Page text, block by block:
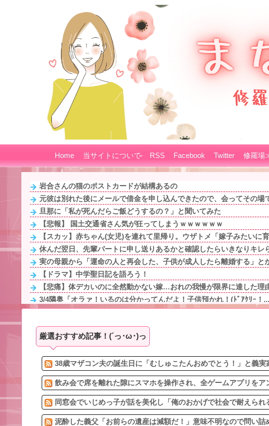
Home 当サイトについて RSS Facebook Twitter 修羅場
岩合さんの猫のポストカードが結構あるの
元彼は別れた後にメールで借金を申し込んできたので、会ってその場
旦那に「私が死んだらご飯どうするの？」と聞いてみた
【悲報】 国土交通省さん気が狂ってしまうｗｗｗｗｗｗ
【スカッ】赤ちゃん(女児)を連れて里帰り。ウザトメ「嫁子みたいに
休んだ翌日、先輩パートに申し送りあるかと確認したらいきなりキレ
実の母親から「運命の人と再会した、子供が成人したら離婚する」と
【ドラマ】中学聖日記を語ろう！
【悲痛】体デカいのに全然動かない嫁…おれの我慢が限界に達した理
3/4隣奥「オラァ！いるのは分かってんだよ！子供預かれ！(ﾄﾞｱｹﾘｰ！...
【後編】俺母と嫁母は毎日のように家に遊びに来るなど平和な日々 し
上司と外回りを終えて公園でアイス食ってたら、通りかかった女子大
妊娠しても「母さんが喜ぶ」と言ってたマザコン夫が事故で他界。ト
私「これからどうするつもり？」高2息子「ﾀﾋね」旦那「思春期特有
厳選おすすめ記事！(´っ･ω･)っ
38歳マザコン夫の誕生日に「むしゅこたんおめでとう！」と義
飲み会で席を離れた隙にスマホを操作され、全ゲームアプリを
同窓会でいじめっ子が話を美化し「俺のおかげで社会で耐えら
泥酔した義父「お前らの遺産は減額だ！」意味不明なので問い